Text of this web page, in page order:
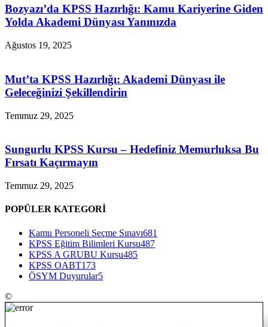
Bozyazı’da KPSS Hazırlığı: Kamu Kariyerine Giden
Yolda Akademi Dünyası Yanınızda
Ağustos 19, 2025
Mut’ta KPSS Hazırlığı: Akademi Dünyası ile
Geleceğinizi Şekillendirin
Temmuz 29, 2025
Sungurlu KPSS Kursu – Hedefiniz Memurluksa Bu
Fırsatı Kaçırmayın
Temmuz 29, 2025
POPÜLER KATEGORİ
Kamu Personeli Seçme Sınavı681
KPSS Eğitim Bilimleri Kursu487
KPSS A GRUBU Kursu485
KPSS OABT173
ÖSYM Duyurular5
©